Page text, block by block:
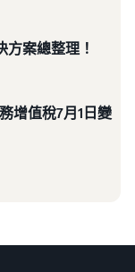
案總整理！
增值稅7月1日變